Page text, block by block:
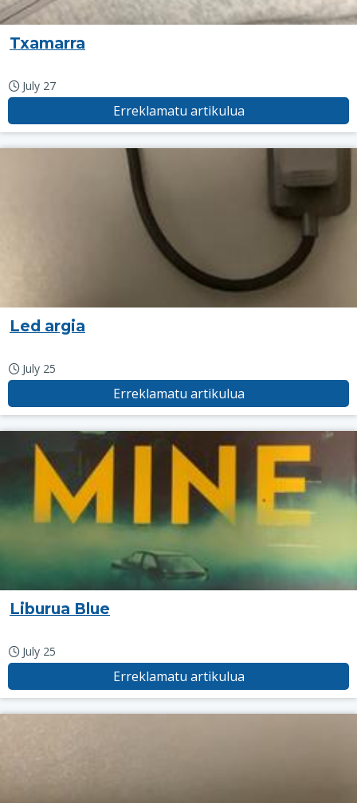
Txamarra
July 27
Erreklamatu artikulua
Led argia
July 25
Erreklamatu artikulua
Liburua Blue
July 25
Erreklamatu artikulua